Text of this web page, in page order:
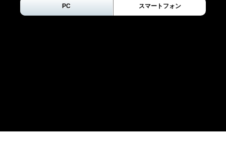
PC スマートフォン